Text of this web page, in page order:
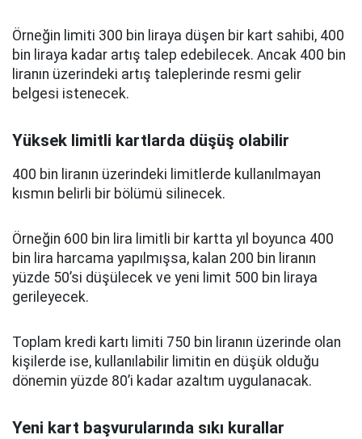
Örneğin limiti 300 bin liraya düşen bir kart sahibi, 400
bin liraya kadar artış talep edebilecek. Ancak 400 bin
liranın üzerindeki artış taleplerinde resmi gelir
belgesi istenecek.
Yüksek limitli kartlarda düşüş olabilir
400 bin liranın üzerindeki limitlerde kullanılmayan
kısmın belirli bir bölümü silinecek.
Örneğin 600 bin lira limitli bir kartta yıl boyunca 400
bin lira harcama yapılmışsa, kalan 200 bin liranın
yüzde 50’si düşülecek ve yeni limit 500 bin liraya
gerileyecek.
Toplam kredi kartı limiti 750 bin liranın üzerinde olan
kişilerde ise, kullanılabilir limitin en düşük olduğu
dönemin yüzde 80’i kadar azaltım uygulanacak.
Yeni kart başvurularında sıkı kurallar